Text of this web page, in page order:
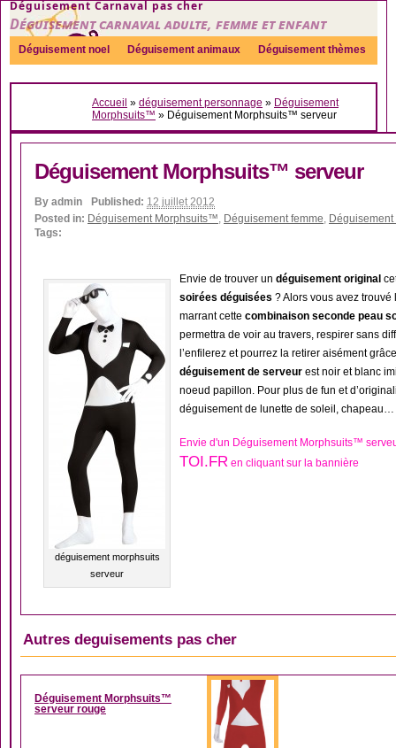
Déguisement Carnaval pas cher
Déguisement carnaval adulte, femme et enfant
Déguisement noel Déguisement animaux Déguisement thèmes
Sexy Déguisement couple Déguisements par genre Idées
Accueil » déguisement personnage » Déguisement
Morphsuits™ » Déguisement Morphsuits™ serveur
Déguisement Morphsuits™ serveur
By admin Published: 12 juillet 2012
Posted in: Déguisement Morphsuits™, Déguisement femme,
Tags:
déguisement morphsuits
serveur
Envie de trouver un déguisement original
soirées déguisées ? Alors vous avez trouvé
marrant cette combinaison seconde peau
permettra de voir au travers, respirer sans
l’enfilerez et pourrez la retirer aisément
déguisement de serveur est noir et blanc
noeud papillon. Pour plus de fun et
déguisement de lunette de soleil, chapeau…
Envie d'un Déguisement Morphsuits™
TOI.FR en cliquant sur la bannière
Autres deguisements pas cher
DÉGUISEMENT
Déguisement Morphsuits™
serveur rouge